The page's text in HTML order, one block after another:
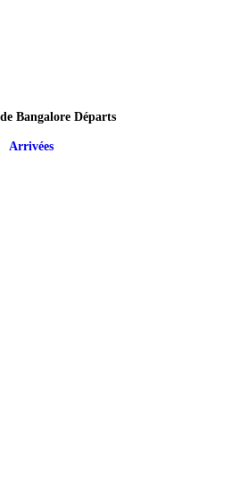
Bangalore Départs
Arrivées